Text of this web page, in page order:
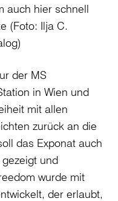
auch hier schnell
(Foto: Ilja C.
der MS
in Wien und
mit allen
zurück an die
das Exponat auch
und
wurde mit
der erlaubt,